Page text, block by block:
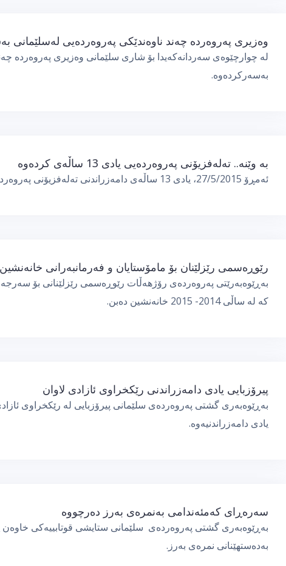
وەزیری پەروەردە چەند ناوەندێكی پەروەردەیی لەسلێمانی
لە چوارچێوەی سەردانەكەیدا بۆ شاری سلێمانی وەزیری پەروەردە
بەسەركردەوە.
بە وێنە.. تەلەفزیۆنی پەروەردەیی یادی 13 ساڵەی كردەوە
ئەمڕۆ 27/5/2015، یادی 13 ساڵەی دامەزراندنی تەلەفزیۆنی پەروەردەیی كرایەوە
رێوڕەسمی رێزلێنان بۆ مامۆستایان و فەرمانبەرانی خانەنشین
بەڕێوەبەرێتی پەروەردەی رۆژهەڵات رێوڕەسمی رێزلێنانی بۆ
كە لە ساڵی 2014- 2015 خانەنشین دەبن.
پیرۆزبایی یادی دامەزراندنی رێكخراوی ئازادی لاوان
بەڕێوەبەری گشتی پەروەردەی سلێمانی پیرۆزبایی لە رێكخراوی
یادی دامەزراندنیەوە.
سەرەڕای كەمئەندامی بەنمرەی بەرز دەرچووە
بەڕێوەبەری گشتی پەروەردەی سلێمانی ستایشی قوتابییەكی خاوەن
بەدەستهێنانی نمرەی بەرز.